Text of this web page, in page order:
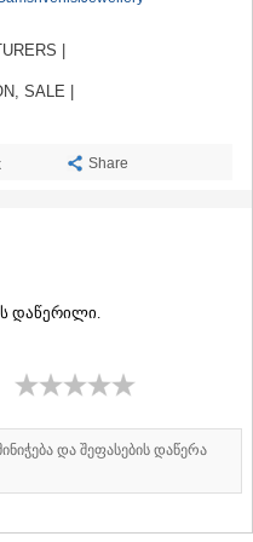
|
SALE |
Share
დაწერილი.
და შეფასების დაწერა